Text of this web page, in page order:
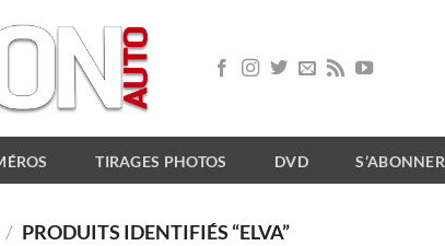
TIRAGES PHOTOS DVD S’ABONNER
/ PRODUITS IDENTIFIÉS “ELVA”